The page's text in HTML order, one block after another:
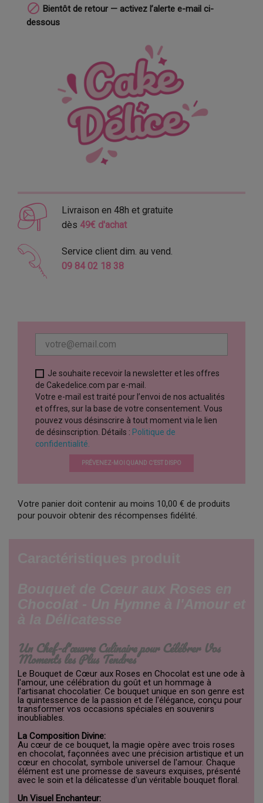
 Bientôt de retour — activez l’alerte e-mail ci-
dessous
Livraison en 48h et gratuite
dès 49€ d'achat
Service client dim. au vend.
09 84 02 18 38
Je souhaite recevoir la newsletter et les offres
de Cakedelice.com par e-mail.
Votre e-mail est traité pour l’envoi de nos actualités
et offres, sur la base de votre consentement. Vous
pouvez vous désinscrire à tout moment via le lien
de désinscription. Détails : Politique de
confidentialité.
PRÉVENEZ-MOI QUAND C’EST DISPO
Votre panier doit contenir au moins 10,00 € de produits
pour pouvoir obtenir des récompenses fidélité.
Un Chef-d'œuvre Culinaire pour Célébrer Vos
Moments les Plus Tendres
Le Bouquet de Cœur aux Roses en Chocolat est une ode à
l'amour, une célébration du goût et un hommage à
l'artisanat chocolatier. Ce bouquet unique en son genre est
la quintessence de la passion et de l'élégance, conçu pour
transformer vos occasions spéciales en souvenirs
inoubliables.
La Composition Divine:
Au cœur de ce bouquet, la magie opère avec trois roses
en chocolat, façonnées avec une précision artistique et un
cœur en chocolat, symbole universel de l'amour. Chaque
élément est une promesse de saveurs exquises, présenté
avec le soin et la délicatesse d'un véritable bouquet floral.
Un Visuel Enchanteur: